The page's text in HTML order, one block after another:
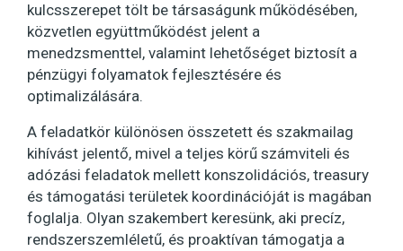
kulcsszerepet tölt be társaságunk működésében,
közvetlen együttműködést jelent a
menedzsmenttel, valamint lehetőséget biztosít a
pénzügyi folyamatok fejlesztésére és
optimalizálására.
A feladatkör különösen összetett és szakmailag
kihívást jelentő, mivel a teljes körű számviteli és
adózási feladatok mellett konszolidációs, treasury
és támogatási területek koordinációját is magában
foglalja. Olyan szakembert keresünk, aki precíz,
rendszerszemléletű, és proaktívan támogatja a